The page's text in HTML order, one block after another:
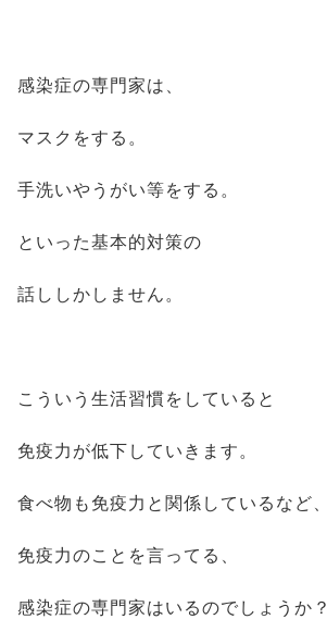
感染症の専門家は、
マスクをする。
手洗いやうがい等をする。
といった基本的対策の
話ししかしません。
こういう生活習慣をしていると
免疫力が低下していきます。
食べ物も免疫力と関係しているなど、
免疫力のことを言ってる、
感染症の専門家はいるのでしょうか？